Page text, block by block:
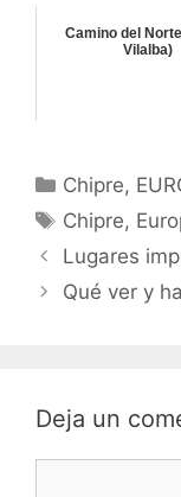
Camino del
Vilalba)
Categorías
Chipre,
Etiquetas
Chipre,
Lugares
Qué ver y
Deja un